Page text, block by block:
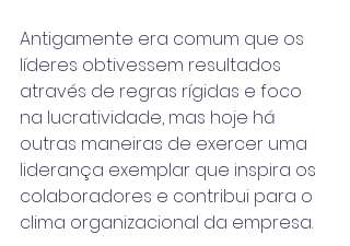
Antigamente era comum que os
líderes obtivessem resultados
através de regras rígidas e foco
na lucratividade, mas hoje há
outras maneiras de exercer uma
liderança exemplar que inspira os
colaboradores e contribui para o
clima organizacional da empresa.